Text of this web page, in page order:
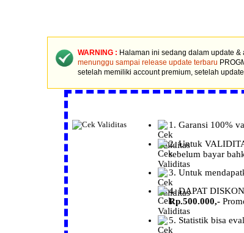
WARNING : Halaman ini sedang dalam update
menunggu sampai release update terbaru
setelah memiliki account premium, setelah
1. Garansi100%
2. Untuk
sebelum bayar
3. Untuk
4. DAPAT
Rp.500.000,-
5. Statistik bisa